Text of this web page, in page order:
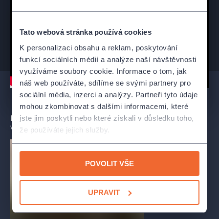
Tato webová stránka používá cookies
K personalizaci obsahu a reklam, poskytování
funkcí sociálních médií a analýze naší návštěvnosti
využíváme soubory cookie. Informace o tom, jak
náš web používáte, sdílíme se svými partnery pro
sociální média, inzerci a analýzy. Partneři tyto údaje
mohou zkombinovat s dalšími informacemi, které
jste jim poskytli nebo které získali v důsledku toho,
že používáte jejich služby.
POVOLIT VŠE
UPRAVIT
Mohlo by se vám líbit
VŠECHNY TERMÍNY